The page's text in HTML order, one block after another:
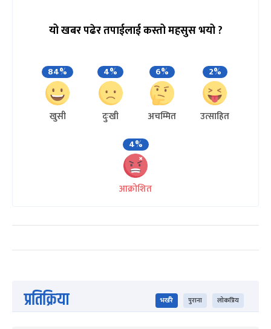
यो खबर पढेर तपाईलाई कस्तो महसुस भयो ?
84%
खुसी
4%
दुःखी
6%
अचम्मित
2%
उत्साहित
4%
आक्रोशित
प्रतिक्रिया भर्खरै पुराना लोकप्रिय